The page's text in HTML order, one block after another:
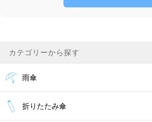
カテゴリーから探す
雨傘
折りたたみ傘